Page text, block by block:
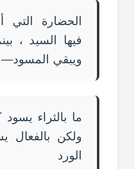
الحضارة التي
فيها السيد ،
ويبقي المسود—
ما بالثراء
ولكن
الورد